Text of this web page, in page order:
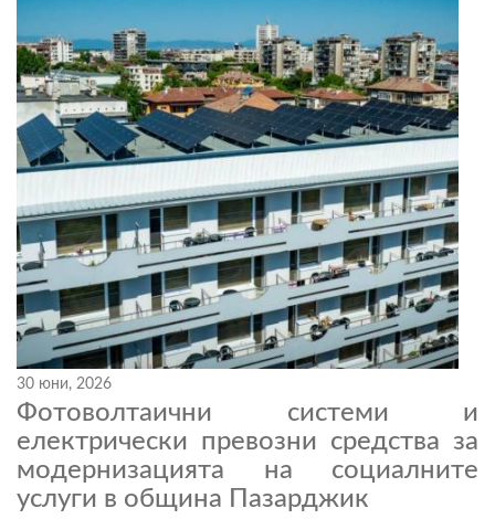
30 юни, 2026
Фотоволтаични системи и
електрически превозни средства за
модернизацията на социалните
услуги в община Пазарджик